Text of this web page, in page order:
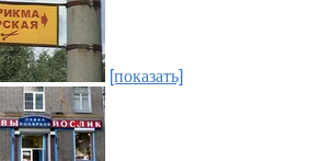
[показать]